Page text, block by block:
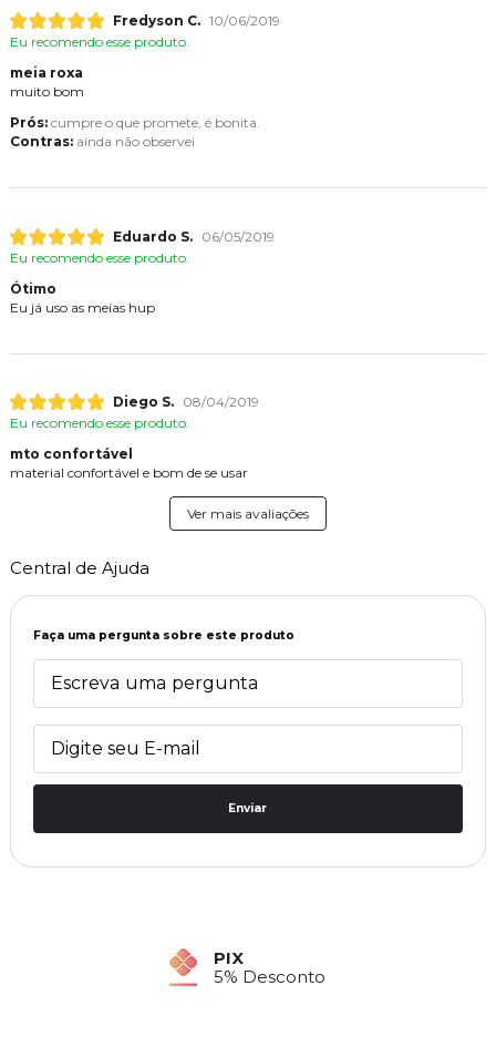
Fredyson C. 10/06/2019
Eu recomendo esse produto.
meia roxa
muito bom
Prós: cumpre o que promete, é bonita.
Contras: ainda não observei
Eduardo S.
06/05/2019
Eu recomendo esse produto.
Ótimo
Eu já uso as meias hup
Diego S.
08/04/2019
Eu recomendo esse produto.
mto confortável
material confortável e bom de se usar
Ver mais avaliações
Central de Ajuda
Faça uma pergunta sobre este produto
Enviar
PIX
5% Desconto